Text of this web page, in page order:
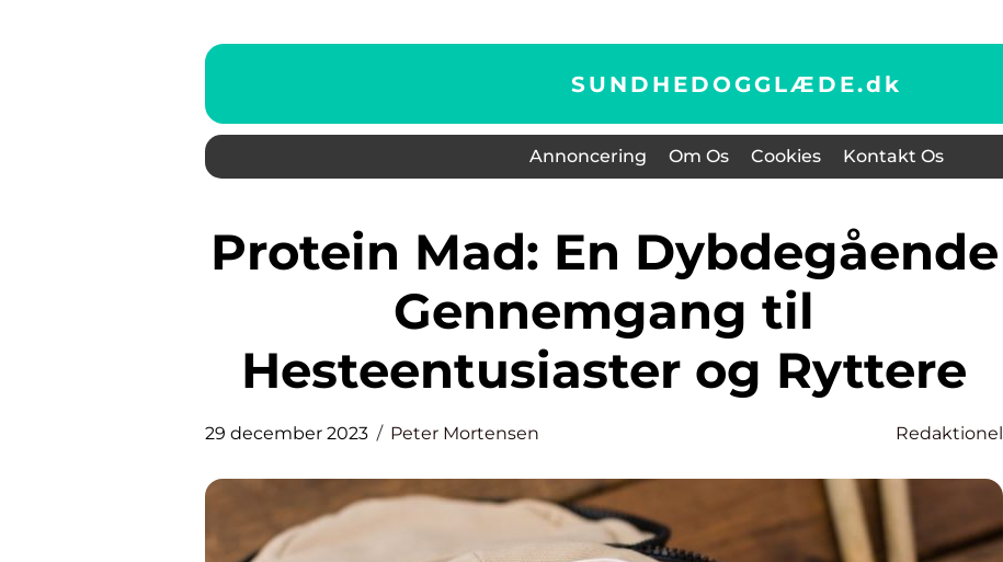
SUNDHEDOGGLÆDE.dk
Annoncering Om Os Cookies Kontakt Os
Protein Mad: En Dybdegående
Gennemgang til
Hesteentusiaster og Ryttere
29 december 2023 Peter Mortensen Redaktionel